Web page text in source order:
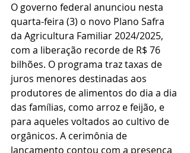
O governo federal anunciou nesta
quarta-feira (3) o novo Plano Safra
da Agricultura Familiar 2024/2025,
com a liberação recorde de R$ 76
bilhões. O programa traz taxas de
juros menores destinadas aos
produtores de alimentos do dia a dia
das famílias, como arroz e feijão, e
para aqueles voltados ao cultivo de
orgânicos. A cerimônia de
lançamento contou com a presença